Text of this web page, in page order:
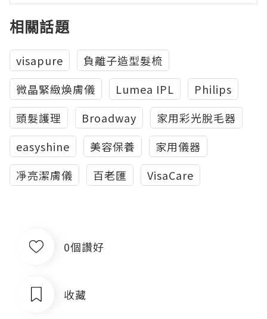
相關話題
visapure
負離子造型髮梳
微晶緊緻煥膚儀
Lumea IPL
Philips
頭髮護理
Broadway
家用彩光脫毛器
easyshine
美容保養
家用儀器
凈亮潔膚儀
百老匯 VisaCare
0個讚好
收藏